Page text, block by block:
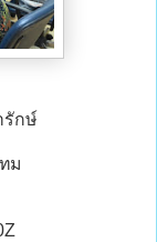
รักษ์
ม